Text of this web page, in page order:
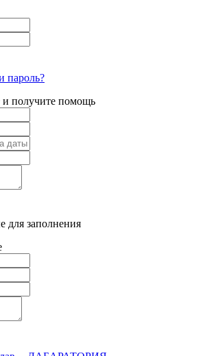
пароль?
и получите помощь
для заполнения